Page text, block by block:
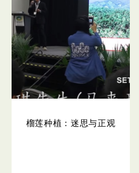
榴莲种植：迷思与正观